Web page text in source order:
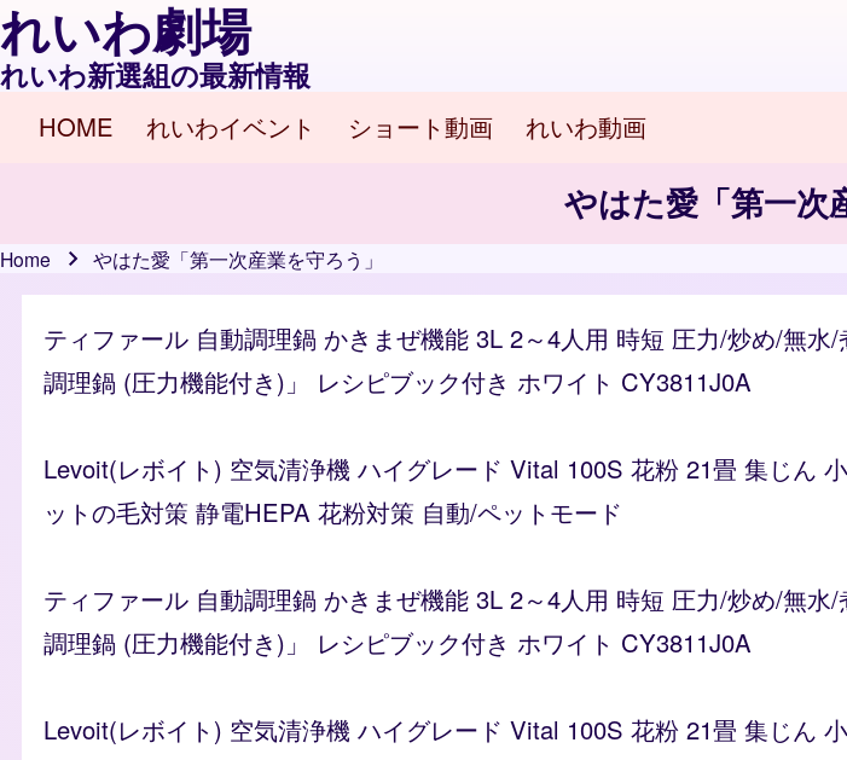
れいわ劇場
れいわ新選組の最新情報
Main navigation
HOME れいわイベント ショート動画 れいわ動画
やはた愛「第一次
Breadcrumb
Home やはた愛「第一次産業を守ろう」
ティファール 自動調理鍋 かきまぜ機能 3L 2～4人用 時短 圧力/炒め/無
調理鍋 (圧力機能付き)」 レシピブック付き ホワイト CY3811J0A
Levoit(レボイト) 空気清浄機 ハイグレード Vital 100S 花粉 21畳 集じん
ットの毛対策 静電HEPA 花粉対策 自動/ペットモード
ティファール 自動調理鍋 かきまぜ機能 3L 2～4人用 時短 圧力/炒め/無
調理鍋 (圧力機能付き)」 レシピブック付き ホワイト CY3811J0A
Levoit(レボイト) 空気清浄機 ハイグレード Vital 100S 花粉 21畳 集じん